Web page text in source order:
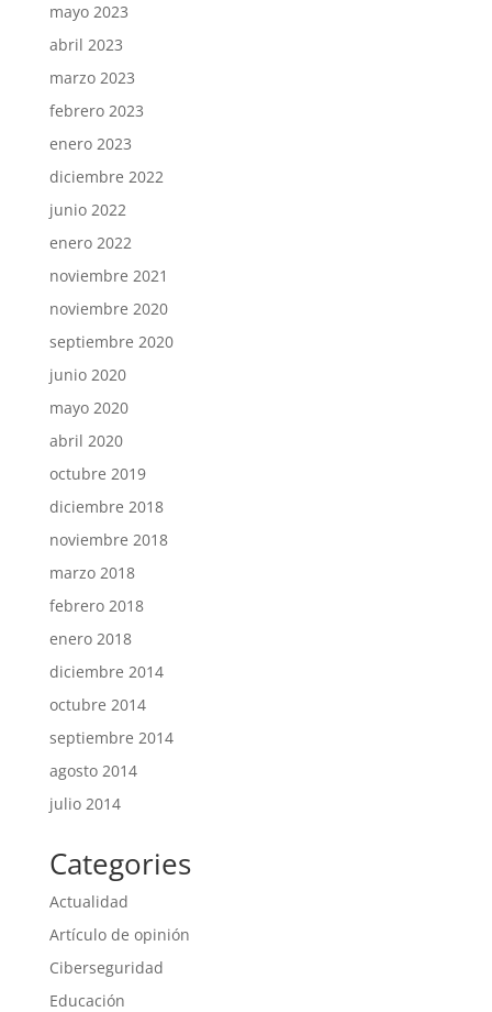
mayo 2023
abril 2023
marzo 2023
febrero 2023
enero 2023
diciembre 2022
junio 2022
enero 2022
noviembre 2021
noviembre 2020
septiembre 2020
junio 2020
mayo 2020
abril 2020
octubre 2019
diciembre 2018
noviembre 2018
marzo 2018
febrero 2018
enero 2018
diciembre 2014
octubre 2014
septiembre 2014
agosto 2014
julio 2014
Categories
Actualidad
Artículo de opinión
Ciberseguridad
Educación